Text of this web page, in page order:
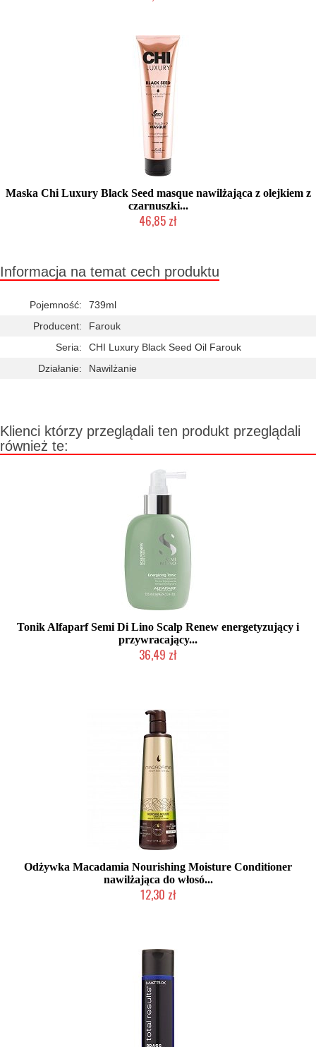
Maska Chi Luxury Black Seed masque nawilżająca z olejkiem z
czarnuszki...
46,85 zł
Informacja na temat cech produktu
Pojemność:
739ml
Producent:
Farouk
Seria:
CHI Luxury Black Seed Oil Farouk
Działanie:
Nawilżanie
Klienci którzy przeglądali ten produkt przeglądali
również te:
Tonik Alfaparf Semi Di Lino Scalp Renew energetyzujący i
przywracający...
36,49 zł
Odżywka Macadamia Nourishing Moisture Conditioner
nawilżająca do włosó...
12,30 zł